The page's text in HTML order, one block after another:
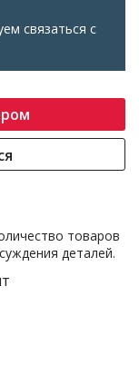
связаться с
товаров
деталей.